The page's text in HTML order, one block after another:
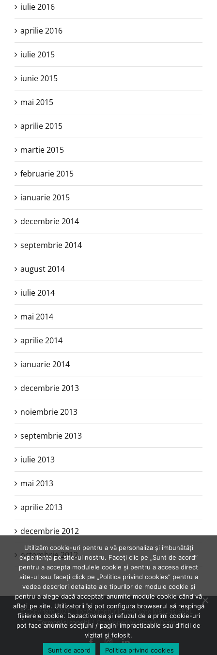
iulie 2016
aprilie 2016
iulie 2015
iunie 2015
mai 2015
aprilie 2015
martie 2015
februarie 2015
ianuarie 2015
decembrie 2014
septembrie 2014
august 2014
iulie 2014
mai 2014
aprilie 2014
ianuarie 2014
decembrie 2013
noiembrie 2013
septembrie 2013
iulie 2013
mai 2013
aprilie 2013
decembrie 2012
octombrie 2012
© Copyright 2021 | Toate drepturile rezervate MRL Iasi SPRL |
Termeni şi condiţii| Developed by Creativ Design
FacebookInstagramLinkedIn
Utilizăm cookie-uri pentru a vă personaliza și îmbunătăți
experiența pe site-ul nostru. Faceți clic pe „Sunt de acord”
pentru a accepta modulele cookie și pentru a accesa direct
site-ul sau faceți click pe „Politica privind cookies” pentru a
vedea descrieri detaliate ale tipurilor de module cookie și
pentru a alege dacă acceptați anumite module cookie când vă
aflați pe site. Utilizatorii își pot configura browserul să respingă
fișierele cookie. Dezactivarea și refuzul de a primi cookie-uri
pot face anumite secțiuni / pagini impracticabile sau dificil de
vizitat și folosit.
Sunt de acord
Politica privind cookies